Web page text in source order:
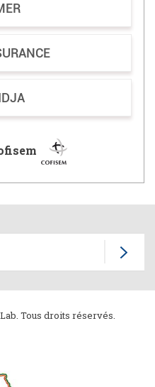
Tous droits réservés.